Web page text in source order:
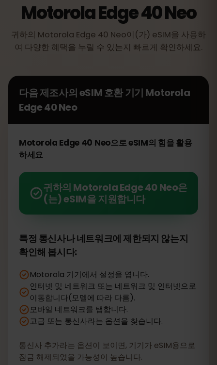
Motorola Edge 40 Neo
귀하의 Motorola Edge 40 Neo이(가) eSIM을 사용하
여 다양한 혜택을 누릴 수 있는지 빠르게 확인하세요.
다음 제조사의 eSIM 호환 기기 Motorola
Edge 40 Neo
Motorola Edge 40 Neo으로 eSIM의 힘을 활용
하세요
귀하의 Motorola Edge 40 Neo은
(는) eSIM을 지원합니다
특정 통신사나 네트워크에 제한되지 않는지
확인해 봅시다:
Motorola 기기에서 설정을 엽니다.
인터넷 및 네트워크 또는 네트워크 및 인터넷으로
이동합니다(모델에 따라 다름).
모바일 네트워크를 탭합니다.
고급 또는 통신사라는 옵션을 찾습니다.
통신사 추가라는 옵션이 보이면, 기기가 eSIM용으로
잠금 해제되었을 가능성이 높습니다.